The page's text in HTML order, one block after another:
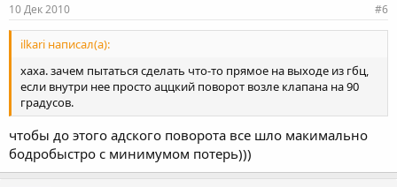
10 Дек 2010 #6
ilkari написал(а):
хаха. зачем пытаться сделать что-то прямое на выходе из гбц,
если внутри нее просто аццкий поворот возле клапана на 90
градусов.
чтобы до этого адского поворота все шло макимально
бодробыстро с минимумом потерь)))